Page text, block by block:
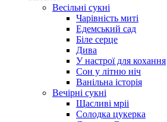
Весільні сукні
Чарівність миті
Едемський сад
Біле серце
Дива
У настрої для кохання
Сон у літню ніч
Ванільна історія
Вечірні сукні
Щасливі мріі
Солодка цукерка